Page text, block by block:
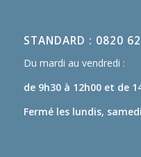
STANDARD : 0820
Du mardi au vendredi :
de 9h30 à 12h00 et de
Fermé les lundis,